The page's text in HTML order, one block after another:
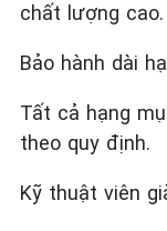
chất lượng cao.
Bảo hành dài
Tất cả hạng
theo quy định.
Kỹ thuật viên